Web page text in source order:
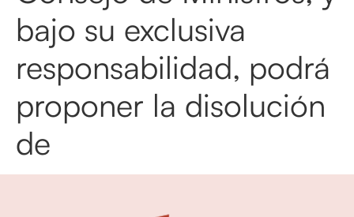
bajo su exclusiva
responsabilidad, podrá
proponer la disolución
de